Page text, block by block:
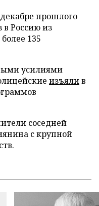
прошлого
в Россию из
135
усилиями
изъялив
соседней
с крупной